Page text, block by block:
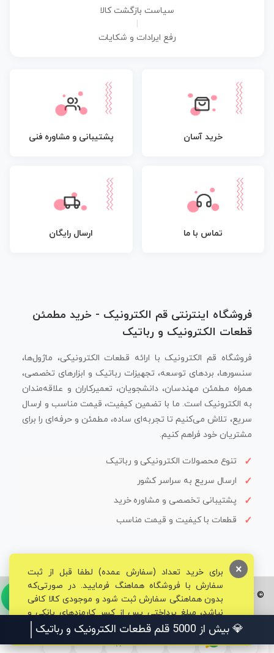
سیاست بازگشت کالا
رفع ایرادات و شکایات
خرید آسان پشتیبانی و مشاوره فنی
تماس با ما ارسال رایگان
فروشگاه اینترنتی قم الکترونیک - خرید مطمئن
قطعات الکترونیک و رباتیک
فروشگاه قم الکترونیک با ارائه قطعات الکترونیکی، ماژول‌ها،
سنسورها، بردهای توسعه، تجهیزات رباتیک و ابزارهای تخصصی،
همراه مطمئن مهندسان، دانشجویان، تعمیرکاران و علاقه‌مندان
به الکترونیک است. ما با تضمین کیفیت، قیمت مناسب و ارسال
سریع، تلاش می‌کنیم تا تجربه‌ای ساده، مطمئن و حرفه‌ای را برای
مشتریان خود فراهم کنیم.
تنوع محصولات الکترونیکی و رباتیک
ارسال سریع به سراسر کشور
پشتیبانی تخصصی و مشاوره خرید
قطعات با کیفیت و قیمت مناسب
© تمامی حقوق برای فروشگاه تخصصی قم الکترونیک محفوظ می‌باشد.
برای خرید تعداد (سفارش عمده) لطفا قبل از ثبت
سفارش با فروشگاه هماهنگ فرمایید. در صورتی‌که
بدون هماهنگی سفارش ثبت شود و موجودی کالا کافی
نباشد، مبلغ پرداختی پس از کسر کارمزدهای بانکی و
مالیاتی به حساب شما بازگشت داده خواهد شد.
×
💎 بیش از 5000 قلم قطعات الکترونیک و ربا